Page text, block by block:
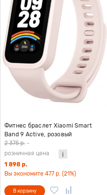
Фитнес браслет Xiaomi Smart
Band 9 Active, розовый
2 375 р. -
розничная цена
1 898 р.
Вы экономите 477 р. (21%)
В корзину